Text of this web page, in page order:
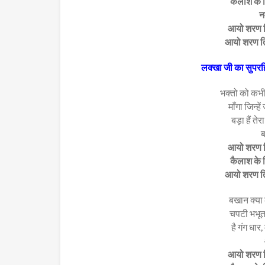
आयो शरण
आयो शरण
लक्खा जी का
भक्तो को
माँगा जिन्हें
बड़ा हैं
आयो शरण
कैलाश के
आयो शरण
बखान
चपटी
है गंग धार,
आयो शरण